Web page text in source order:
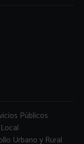
Públicos
Urbano y Rural